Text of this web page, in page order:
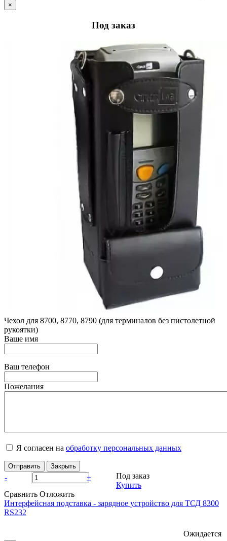
×
Под заказ
Чехол для 8700, 8770, 8790 (для терминалов без пистолетной
рукоятки)
Ваше имя
Ваш телефон
Пожелания
Я согласен на обработку персональных данных
Отправить Закрыть
- +
Под заказ
Купить
Сравнить Отложить
Интерфейсная подставка - зарядное устройство для ТСД 8300
RS232
Ожидается